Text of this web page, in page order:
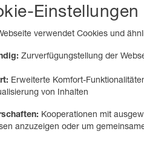
Einstellungen
verwendet Cookies und
Zurverfügungstellung der
Erweiterte Komfort-
von Inhalten
Kooperationen mit
anzuzeigen oder um